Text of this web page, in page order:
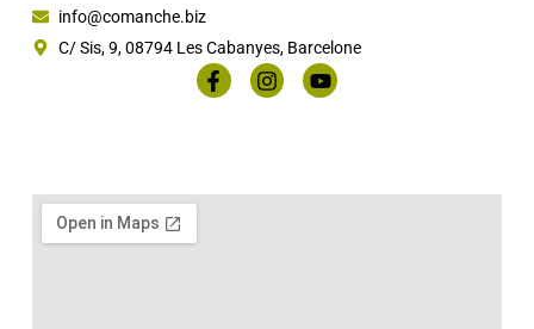
info@comanche.biz
C/ Sis, 9, 08794 Les Cabanyes, Barcelone